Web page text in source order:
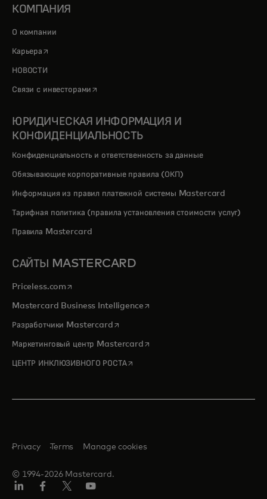
КОМПАНИЯ
О компании
Карьера opens in a new tab
НОВОСТИ
Связи с инвесторами opens in a new tab
ЮРИДИЧЕСКАЯ ИНФОРМАЦИЯ И
КОНФИДЕНЦИАЛЬНОСТЬ
Конфиденциальность и ответственность за данные
Обязывающие корпоративные правила (ОКП)
Информация из правил платежной системы Mastercard
Тарифная политика (правила установления стоимости услуг)
Правила Mastercard
САЙТЫ MASTERCARD
Priceless.com opens in a new tab
Mastercard Business Intelligenceopens in a new tab
Разработчики Mastercardopens in a new tab
Маркетинговый центр Mastercardopens in a new tab
ЦЕНТР ИНКЛЮЗИВНОГО РОСТАopens in a new tab
© 1994-2026 Mastercard.
Privacy Terms Manage cookies